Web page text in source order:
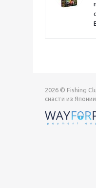
2026 © Fishing
снасти из Японии